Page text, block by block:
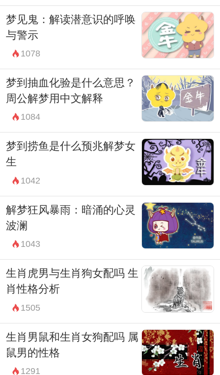
和平衡的生活。
梦见鬼：解读潜意识的呼唤
与警示
1078
梦到抽血化验是什么意思？
周公解梦用中文解释
1084
梦到捞鱼是什么预兆解梦女
生
1042
解梦狂风暴雨：暗涌的心灵
波澜
1043
生肖虎男与生肖狗女配吗 生
肖性格分析
1505
生肖男鼠和生肖女狗配吗 属
鼠男的性格
1291